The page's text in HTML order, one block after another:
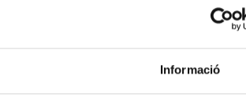
Informació